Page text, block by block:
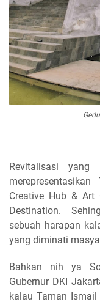
Revitalisasi
Creative Hub & Art
Destination.
sebuah harapan
yang diminati
Bahkan nih ya
Gubernur DKI
kalau Taman